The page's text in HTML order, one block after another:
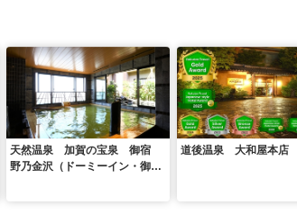
天然温泉 加賀の宝泉 御宿
野乃金沢（ドーミーイン・御宿
道後温泉 大和屋本店